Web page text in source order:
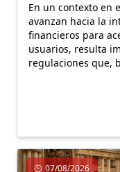
En un contexto en
avanzan hacia la
financieros para
usuarios, resulta
regulaciones que,
07/08/2026